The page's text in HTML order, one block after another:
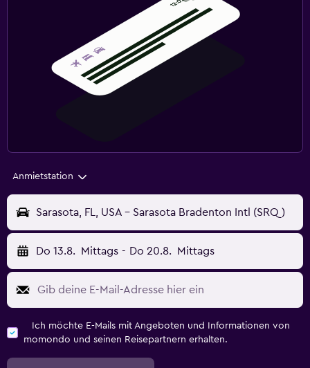
Anmietstation
Sarasota, FL, USA - Sarasota Bradenton Intl (SRQ)
Do 13.8. Mittags - Do 20.8. Mittags
Ich möchte E-Mails mit Angeboten und Informationen von
momondo und seinen Reisepartnern erhalten.